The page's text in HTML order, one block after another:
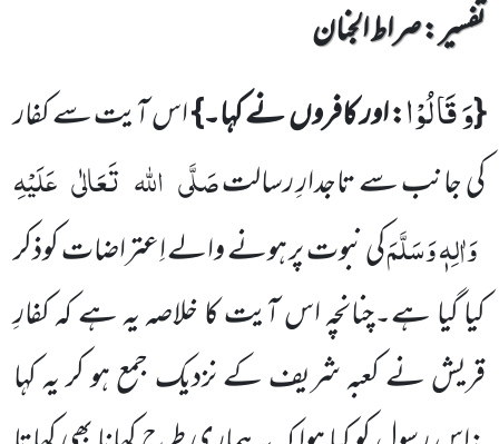
تفسیر : ‎صراط الجنان
{وَ قَالُوْا: اور کافروں نے کہا۔}اس آیت سے کفار
کی جانب سے تاجدارِ رسالتصَلَّی اللہ تَعَالٰی عَلَیْہِ
وَاٰلِہٖ وَسَلَّمَکی نبوت پر ہونے والے اِعتراضات کوذکر
کیا گیا ہے۔چنانچہ اس آیت کا خلاصہ یہ ہے کہ کفارِ
قریش نے کعبہ شریف کے نزدیک جمع ہو کر یہ کہا